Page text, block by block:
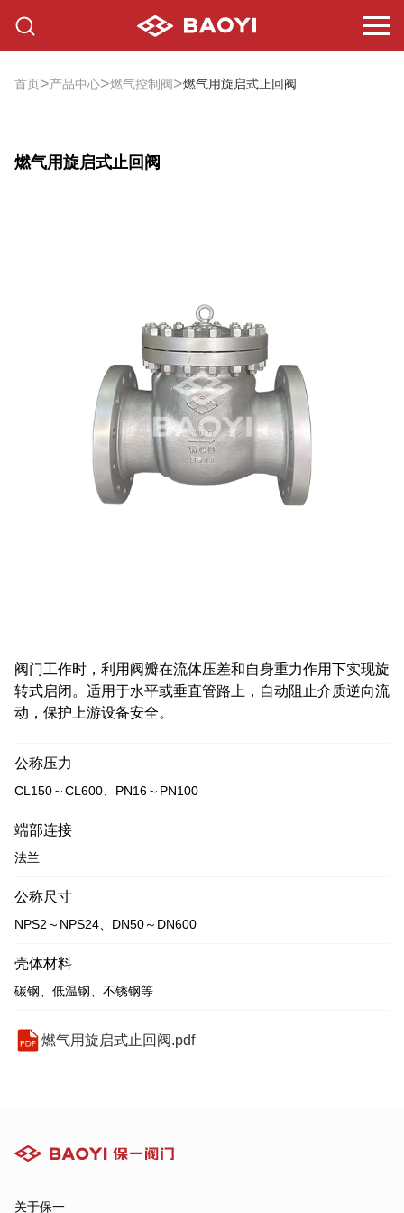
首页>产品中心>燃气控制阀>燃气用旋启式止回阀
燃气用旋启式止回阀
阀门工作时，利用阀瓣在流体压差和自身重力作用下实现旋
转式启闭。适用于水平或垂直管路上，自动阻止介质逆向流
动，保护上游设备安全。
公称压力
CL150～CL600、PN16～PN100
端部连接
法兰
公称尺寸
NPS2～NPS24、DN50～DN600
壳体材料
碳钢、低温钢、不锈钢等
燃气用旋启式止回阀.pdf
关于保一